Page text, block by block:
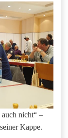
auch nicht“ –
Kappe.